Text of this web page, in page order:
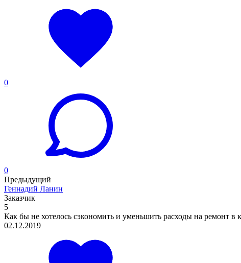
0
0
Предыдущий
Геннадий Ланин
Заказчик
5
Как бы не хотелось сэкономить и уменьшить расходы на ремонт в
02.12.2019